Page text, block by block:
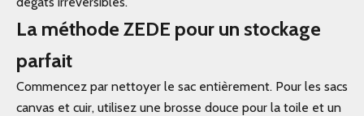
La méthode ZEDE pour un stockage
parfait
Commencez par nettoyer le sac entièrement. Pour les sacs
canvas et cuir, utilisez une brosse douce pour la toile et un